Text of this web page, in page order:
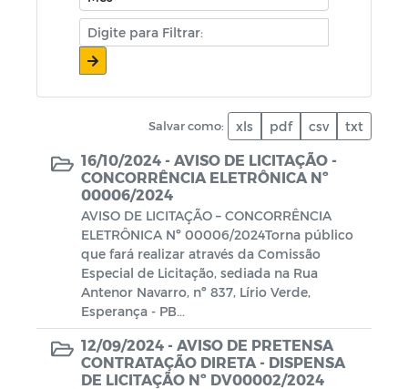
Precatórios Judiciais do município de
Esperança-PB
Avisos de Licitações
Aldir Blanc
Programa Municipal de Regularização
Fundiária
Reurb - "Moradia Legal"
Salvar como: xls pdf csv txt
16/10/2024 - AVISO DE LICITAÇÃO -
CONCORRÊNCIA ELETRÔNICA Nº
00006/2024
AVISO DE LICITAÇÃO – CONCORRÊNCIA
ELETRÔNICA Nº 00006/2024Torna público
que fará realizar através da Comissão
Especial de Licitação, sediada na Rua
Antenor Navarro, nº 837, Lírio Verde,
Esperança - PB...
12/09/2024 - AVISO DE PRETENSA
CONTRATAÇÃO DIRETA - DISPENSA
DE LICITAÇÃO Nº DV00002/2024